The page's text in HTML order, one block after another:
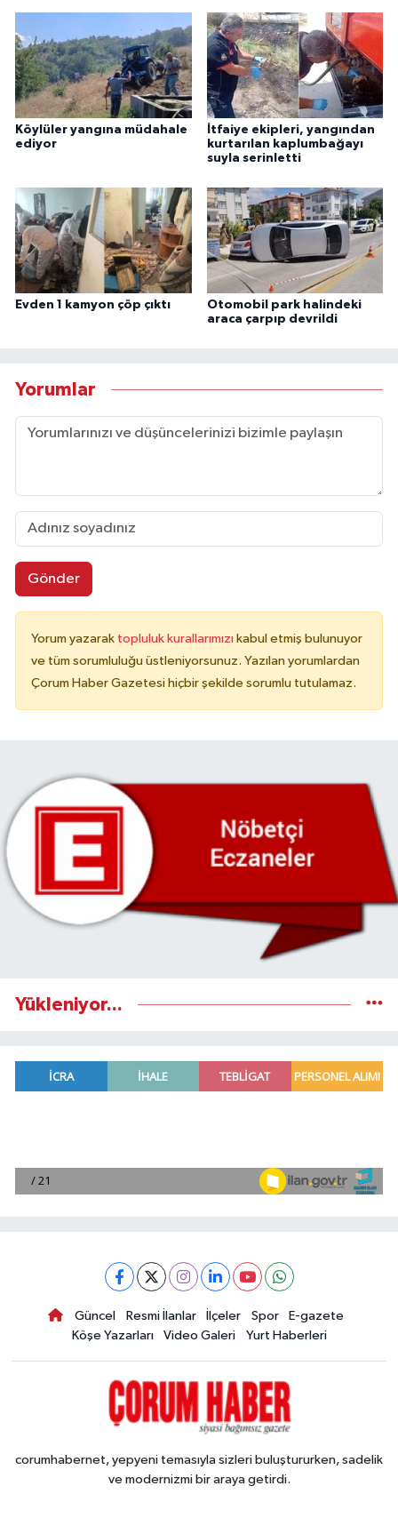
Köylüler yangına müdahale
ediyor
İtfaiye ekipleri, yangından
kurtarılan kaplumbağayı
suyla serinletti
Evden 1 kamyon çöp çıktı
Otomobil park halindeki
araca çarpıp devrildi
Yorumlar
Gönder
Yorum yazarak topluluk kurallarımızı kabul etmiş bulunuyor
ve tüm sorumluluğu üstleniyorsunuz. Yazılan yorumlardan
Çorum Haber Gazetesi hiçbir şekilde sorumlu tutulamaz.
Yükleniyor...
Güncel Resmi İlanlar İlçeler Spor
E-gazete
Köşe Yazarları
Video Galeri Yurt Haberleri
corumhabernet, yepyeni temasıyla sizleri buluştururken, sadelik
ve modernizmi bir araya getirdi.